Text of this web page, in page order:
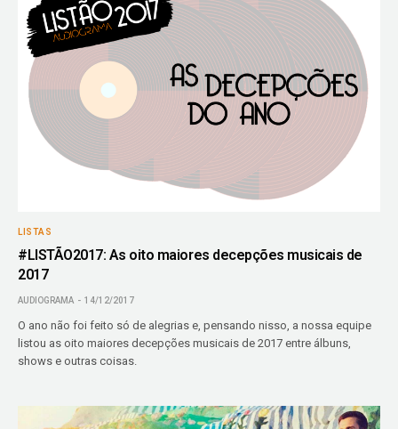
LISTAS
#LISTÃO2017: As oito maiores decepções musicais de
2017
AUDIOGRAMA 14/12/2017
O ano não foi feito só de alegrias e, pensando nisso, a nossa equipe
listou as oito maiores decepções musicais de 2017 entre álbuns,
shows e outras coisas.